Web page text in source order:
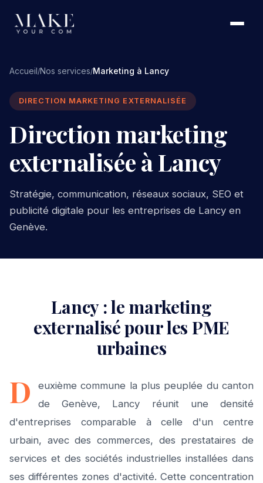
Accueil/Nos services/Marketing à Lancy
DIRECTION MARKETING EXTERNALISÉE
Direction marketing
externalisée à Lancy
Stratégie, communication, réseaux sociaux, SEO et
publicité digitale pour les entreprises de Lancy en
Genève.
Lancy : le marketing
externalisé pour les PME
urbaines
D
euxième commune la plus peuplée du canton
de Genève, Lancy réunit une densité
d'entreprises comparable à celle d'un centre
urbain, avec des commerces, des prestataires de
services et des sociétés industrielles installées dans
ses différentes zones d'activité. Cette concentration